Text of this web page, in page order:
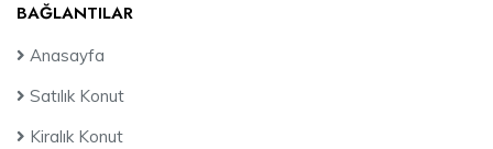
BAĞLANTILAR
Anasayfa
Satılık Konut
Kiralık Konut